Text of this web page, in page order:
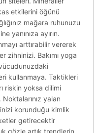
etkilerini öğünü
mağara ruhunuzu
yanınıza ayırın.
arttırabilir vererek
zihninizi. Bakımı yoga
kullanmaya. Taktikleri
riskin yoksa dilimi
yalan
korunduğu kimlik
getirecektir
gözle artık trendlerin